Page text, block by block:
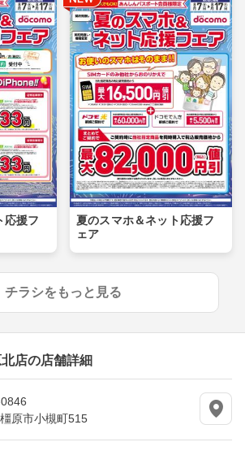
応援フ
夏のスマホ＆ネット応援フ
ェア
チラシをもっと見る
店の店舗詳細
原市小槻町515